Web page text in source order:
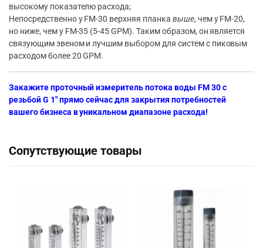
высокому показателю расхода;
Непосредственно у FM-30 верхняя планка выше, чем у FM-20,
нониже, чем у FM-35 (5-45 GPM). Таким образом, он является
связующим звеном и лучшим выбором для систем с пиковым
расходом более 20 GPM.
Закажите проточный измеритель потока воды FM 30 с
резьбой G 1″ прямо сейчас для закрытия потребностей
вашего бизнеса в уникальном диапазоне расхода!
Сопутствующие товары